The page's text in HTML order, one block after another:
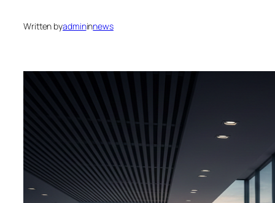
Written byadmininnews